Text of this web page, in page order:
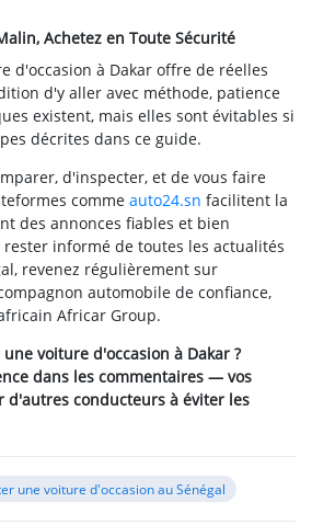
Achetez en Toute Sécurité
d'occasion à Dakar offre de réelles
d'y aller avec méthode, patience
existent, mais elles sont évitables si
décrites dans ce guide.
d'inspecter, et de vous faire
comme auto24.sn facilitent la
des annonces fiables et bien
informé de toutes les actualités
revenez régulièrement sur
automobile de confiance,
Africar Group.
voiture d'occasion à Dakar ?
dans les commentaires — vos
d'autres conducteurs à éviter les
une voiture d'occasion au Sénégal